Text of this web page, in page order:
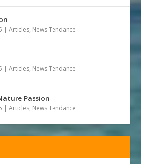
|Articles, News Tendance
|Articles, News Tendance
Passion
|Articles, News Tendance